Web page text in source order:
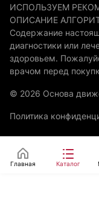
ИСПОЛЬЗУЕМ
ОПИСАНИЕ
Содержание
диагностики или
здоровьем.
врачом перед
© 2026 Основа
Политика
Главная Каталог